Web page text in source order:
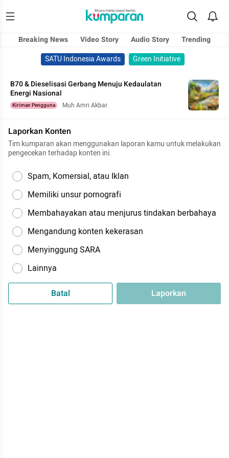
Breaking News Video Story Audio Story
Trending
SATU Indonesia Awards
Green Initiative
B70 & Dieselisasi Gerbang Menuju Kedaulatan
Energi Nasional
Kiriman Pengguna Muh Amri Akbar
Laporkan Konten
Tim kumparan akan menggunakan laporan kamu untuk melakukan
pengecekan terhadap konten ini.
Spam, Komersial, atau Iklan
Memiliki unsur pornografi
Membahayakan atau menjurus tindakan berbahaya
Mengandung konten kekerasan
Menyinggung SARA
Lainnya
Batal Laporkan